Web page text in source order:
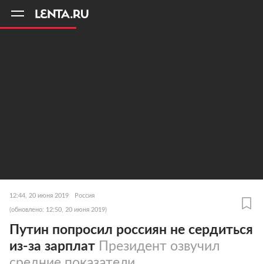
12:44, 20 июня 2019 Россия
(обновлено: 12:50, 20 июня 2019)
Путин попросил россиян не сердиться
из-за зарплат Президент озвучил